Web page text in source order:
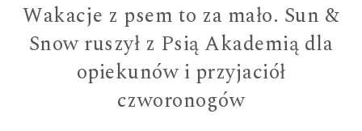
Wakacje z psem to za mało. Sun &
Snow ruszył z Psią Akademią dla
opiekunów i przyjaciół
czworonogów